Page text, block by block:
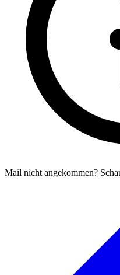
Mail nicht angekommen?